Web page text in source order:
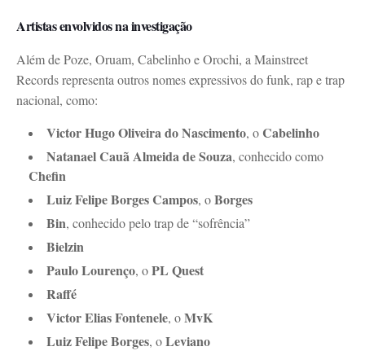
Artistas envolvidos na investigação
Além de Poze, Oruam, Cabelinho e Orochi, a Mainstreet
Records representa outros nomes expressivos do funk, rap e trap
nacional, como:
Victor Hugo Oliveira do Nascimento, oCabelinho
Natanael Cauã Almeida de Souza, conhecido como
Chefin
Luiz Felipe Borges Campos, oBorges
Bin, conhecido pelo trap de “sofrência”
Bielzin
Paulo Lourenço, oPL Quest
Raffé
Victor Elias Fontenele, oMvK
Luiz Felipe Borges, oLeviano